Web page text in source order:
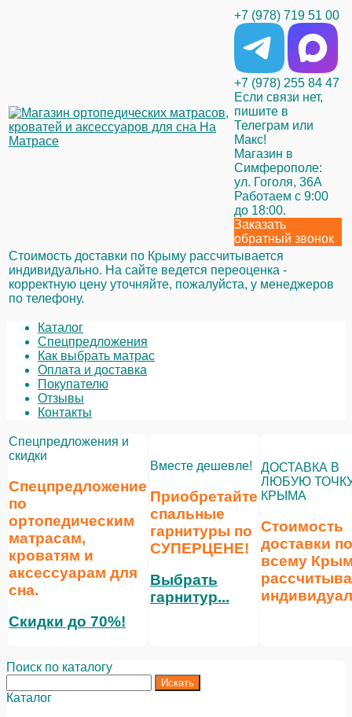
+7 (978) 719 51 00
+7 (978) 255 84 47
Если связи нет,
пишите в
Телеграм или
Макс!
Магазин в
Симферополе:
ул. Гоголя, 36А
Работаем с 9:00
до 18:00.
Заказать
обратный звонок
Стоимость доставки по Крыму рассчитывается
индивидуально. На сайте ведется переоценка -
корректную цену уточняйте, пожалуйста, у менеджеров
по телефону.
Каталог
Спецпредложения
Как выбрать матрас
Оплата и доставка
Покупателю
Отзывы
Контакты
Спецпредложения и
скидки
Спецпредложение
по
ортопедическим
матрасам,
кроватям и
аксессуарам для
сна.
Скидки до 70%!
Вместе дешевле!
Приобретайте
спальные
гарнитуры по
СУПЕРЦЕНЕ!
Выбрать
гарнитур...
ДОСТАВКА В
ЛЮБУЮ
КРЫМА
Стоимость
доставки по
всему
Поиск по каталогу
Каталог